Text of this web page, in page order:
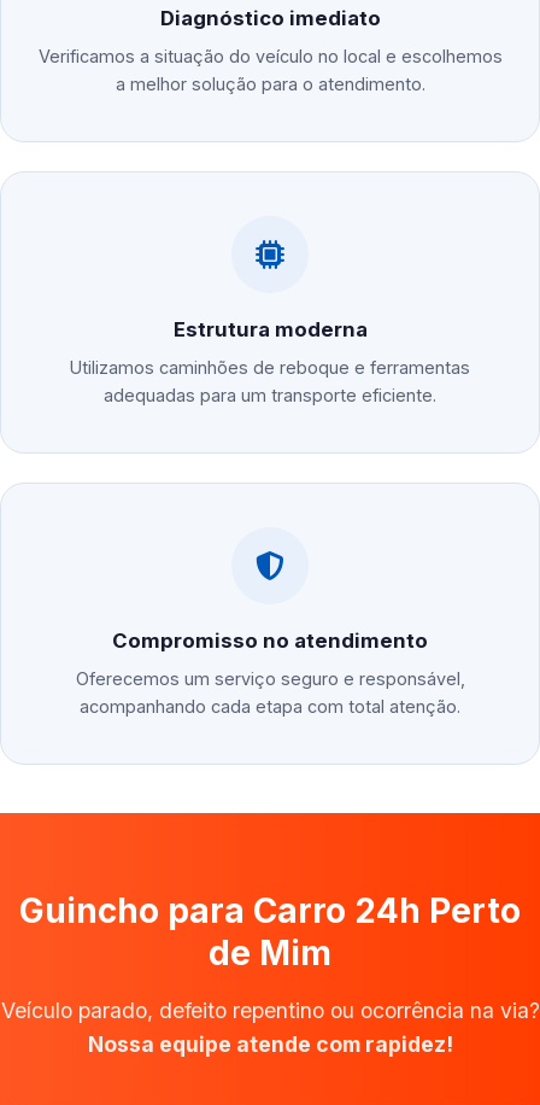
Diagnóstico imediato
Verificamos a situação do veículo no local e escolhemos
a melhor solução para o atendimento.
Estrutura moderna
Utilizamos caminhões de reboque e ferramentas
adequadas para um transporte eficiente.
Compromisso no atendimento
Oferecemos um serviço seguro e responsável,
acompanhando cada etapa com total atenção.
Guincho para Carro 24h Perto
de Mim
Veículo parado, defeito repentino ou ocorrência na via?
Nossa equipe atende com rapidez!